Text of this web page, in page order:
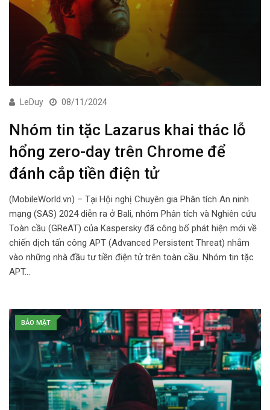
LeDuy 08/11/2024
Nhóm tin tặc Lazarus khai thác lỗ
hổng zero-day trên Chrome để
đánh cắp tiền điện tử
(MobileWorld.vn) – Tại Hội nghị Chuyên gia Phân tích An ninh
mạng (SAS) 2024 diễn ra ở Bali, nhóm Phân tích và Nghiên cứu
Toàn cầu (GReAT) của Kaspersky đã công bố phát hiện mới về
chiến dịch tấn công APT (Advanced Persistent Threat) nhắm
vào những nhà đầu tư tiền điện tử trên toàn cầu. Nhóm tin tặc
APT…
BẢO MẬT